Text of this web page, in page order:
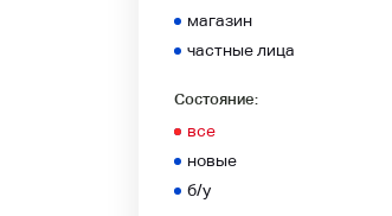
магазин
частные лица
Состояние:
все
новые
б/у